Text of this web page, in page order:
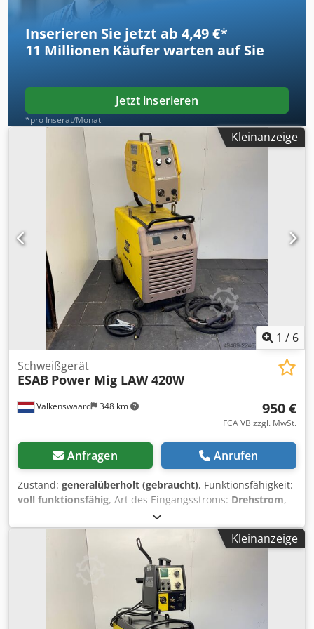
Chsdpey Ulzisfx Afdea
Inserieren Sie jetzt ab 4,49 €*
11 Millionen Käufer warten auf Sie
Jetzt inserieren
*pro Inserat/Monat
Kleinanzeige
1 / 6
Valkenswaard 348 km
Schweißgerät
ESAB Power Mig LAW 420W
950 €
FCA VB zzgl. MwSt.
Anfragen Anrufen
Zustand: generalüberholt (gebraucht), Funktionsfähigkeit:
voll funktionsfähig, Art des Eingangsstroms: Drehstrom,
, Länge Massekabel:
Art der Kühlung:Wasser, Schweißstrom (max.):420 A,
ESAB Power Mig LAW 420W – Wassegekultes MIG/MAG
Generalüberholt, gewartet, getestet und sofort
einsatzbereit 3 Monate Garantie Technische Daten: 420
AMP 380 Volt Wassergekühlt 2/4 Takt / 4 Rollen Antrieb
Rückbrandzeit einstellbar Ende strom Inklusive: 4 Meter
Schweißbrenner, Massekabel mit Klemme, Gasleitung, und
Kleinanzeige